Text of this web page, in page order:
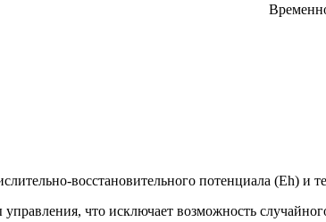
восстановительного потенциала (Eh) и
что исключает возможность